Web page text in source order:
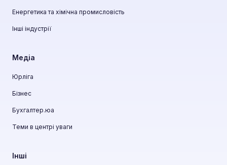
Енергетика та хімічна промисловість
Інші індустрії
Медіа
Юрліга
Бізнес
Бухгалтер.юа
Теми в центрі уваги
Інші